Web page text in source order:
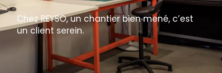
Chez REYSO, un chantier bien mené, c’est
un client serein.